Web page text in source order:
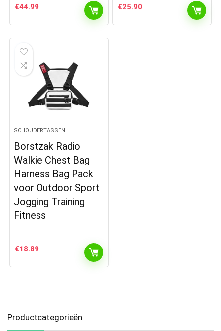
€44.99 €25.90
SCHOUDERTASSEN
Borstzak Radio
Walkie Chest Bag
Harness Bag Pack
voor Outdoor Sport
Jogging Training
Fitness
€18.89
Productcategorieën